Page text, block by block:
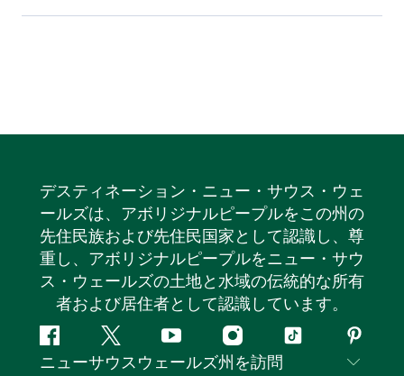
デスティネーション・ニュー・サウス・ウェ
ールズは、アボリジナルピープルをこの州の
先住民族および先住民国家として認識し、尊
重し、アボリジナルピープルをニュー・サウ
ス・ウェールズの土地と水域の伝統的な所有
者および居住者として認識しています。
フ
ェ
ツ
イ
ユ
ー
イ
ン
テ
ピ
ン
ニューサウスウェールズ州を訪問